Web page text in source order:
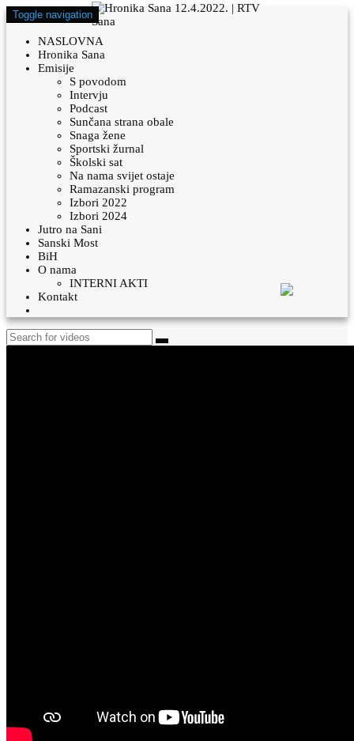
Toggle navigation
NASLOVNA
Hronika Sana
Emisije
S povodom
Intervju
Podcast
Sunčana strana obale
Snaga žene
Sportski žurnal
Školski sat
Na nama svijet ostaje
Ramazanski program
Izbori 2022
Izbori 2024
Jutro na Sani
Sanski Most
BiH
O nama
INTERNI AKTI
Kontakt